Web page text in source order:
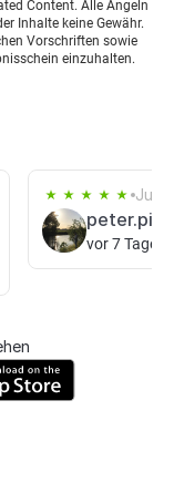
Content. Alle Angeln
Inhalte keine Gewähr.
Vorschriften sowie
einzuhalten.
Jun
vor 7 Tagen